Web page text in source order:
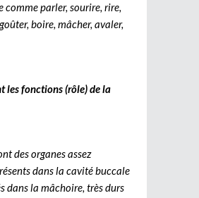
comme parler, sourire, rire,
boire, mâcher, avaler,
les fonctions (rôle) de la
des organes assez
dans la cavité buccale
dans la mâchoire, très durs